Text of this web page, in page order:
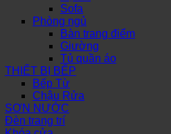
Sofa
Phòng ngủ
Bàn trang điểm
Giường
Tủ quần áo
THIẾT BỊ BẾP
Bếp Từ
Chậu Rửa
SƠN NƯỚC
Đèn trang trí